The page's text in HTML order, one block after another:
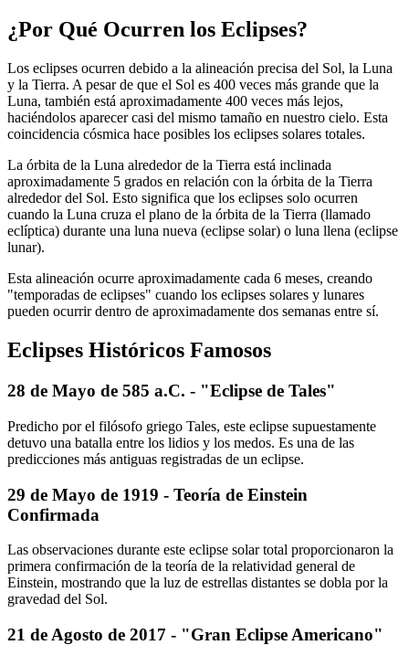
¿Por Qué Ocurren los Eclipses?
Los eclipses ocurren debido a la alineación precisa del Sol, la Luna
y la Tierra. A pesar de que el Sol es 400 veces más grande que la
Luna, también está aproximadamente 400 veces más lejos,
haciéndolos aparecer casi del mismo tamaño en nuestro cielo. Esta
coincidencia cósmica hace posibles los eclipses solares totales.
La órbita de la Luna alrededor de la Tierra está inclinada
aproximadamente 5 grados en relación con la órbita de la Tierra
alrededor del Sol. Esto significa que los eclipses solo ocurren
cuando la Luna cruza el plano de la órbita de la Tierra (llamado
eclíptica) durante una luna nueva (eclipse solar) o luna llena (eclipse
lunar).
Esta alineación ocurre aproximadamente cada 6 meses, creando
"temporadas de eclipses" cuando los eclipses solares y lunares
pueden ocurrir dentro de aproximadamente dos semanas entre sí.
Eclipses Históricos Famosos
28 de Mayo de 585 a.C. - "Eclipse de Tales"
Predicho por el filósofo griego Tales, este eclipse supuestamente
detuvo una batalla entre los lidios y los medos. Es una de las
predicciones más antiguas registradas de un eclipse.
29 de Mayo de 1919 - Teoría de Einstein
Confirmada
Las observaciones durante este eclipse solar total proporcionaron la
primera confirmación de la teoría de la relatividad general de
Einstein, mostrando que la luz de estrellas distantes se dobla por la
gravedad del Sol.
21 de Agosto de 2017 - "Gran Eclipse Americano"